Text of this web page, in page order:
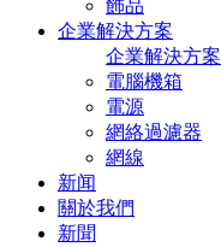
飾品
企業解決方案
企業解決方案
電腦機箱
電源
網絡過濾器
網線
新闻
關於我們
新聞